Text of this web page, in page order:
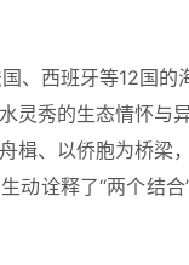
、西班牙等12国的
灵秀的生态情怀与
楫、以侨胞为桥梁
动诠释了“两个结